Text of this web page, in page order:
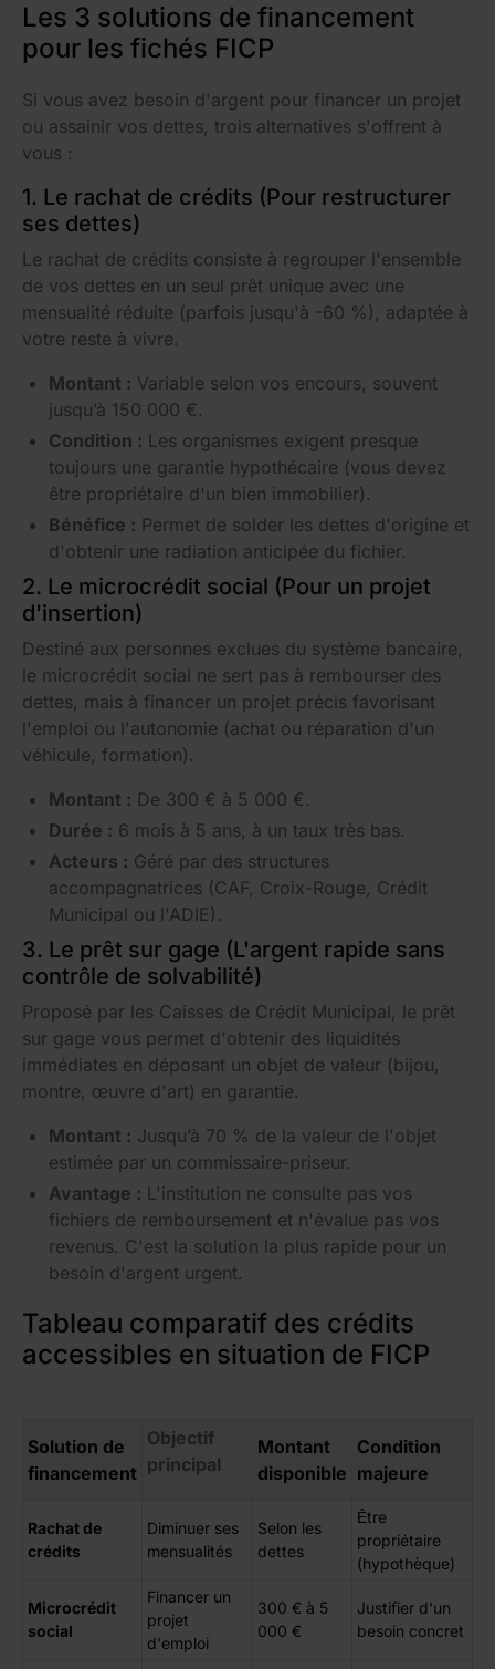
Les 3 solutions de financement
pour les fichés FICP
Si vous avez besoin d'argent pour financer un projet
ou assainir vos dettes, trois alternatives s'offrent à
vous :
1. Le rachat de crédits (Pour restructurer
ses dettes)
Le rachat de crédits consiste à regrouper l'ensemble
de vos dettes en un seul prêt unique avec une
mensualité réduite (parfois jusqu'à -60 %), adaptée à
votre reste à vivre.
Montant : Variable selon vos encours, souvent
jusqu’à 150 000 €.
Condition : Les organismes exigent presque
toujours une garantie hypothécaire (vous devez
être propriétaire d'un bien immobilier).
Bénéfice : Permet de solder les dettes d'origine et
d'obtenir une radiation anticipée du fichier.
2. Le microcrédit social (Pour un projet
d'insertion)
Destiné aux personnes exclues du système bancaire,
le microcrédit social ne sert pas à rembourser des
dettes, mais à financer un projet précis favorisant
l'emploi ou l'autonomie (achat ou réparation d'un
véhicule, formation).
Montant : De 300 € à 5 000 €.
Durée : 6 mois à 5 ans, à un taux très bas.
Acteurs : Géré par des structures
accompagnatrices (CAF, Croix-Rouge, Crédit
Municipal ou l'ADIE).
3. Le prêt sur gage (L'argent rapide sans
contrôle de solvabilité)
Proposé par les Caisses de Crédit Municipal, le prêt
sur gage vous permet d'obtenir des liquidités
immédiates en déposant un objet de valeur (bijou,
montre, œuvre d'art) en garantie.
Montant : Jusqu’à 70 % de la valeur de l'objet
estimée par un commissaire-priseur.
Avantage : L'institution ne consulte pas vos
fichiers de remboursement et n'évalue pas vos
revenus. C'est la solution la plus rapide pour un
besoin d'argent urgent.
Tableau comparatif des crédits
accessibles en situation de FICP
Solution de
financement
Objectif
principal
Montant
disponible
Condition
majeure
Rachat de
crédits
Diminuer ses
mensualités
Selon les
dettes
Être
propriétaire
(hypothèque)
Microcrédit
social
Financer un
projet
d'emploi
300 € à 5
000 €
Justifier d'un
besoin concret